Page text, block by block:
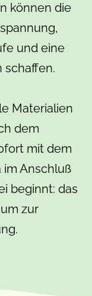
können die
und eine
schaffen.
Materialien
dem
mit dem
Anschluß
beginnt: das
zur